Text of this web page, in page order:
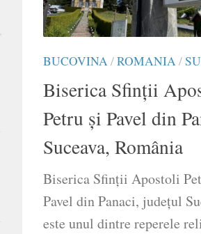
BUCOVINA/ROMANIA/
Biserica Sfinții
Petru și Pavel din
Suceava, România
Biserica Sfinții Apostoli
Pavel din Panaci, județul
este unul dintre reperele